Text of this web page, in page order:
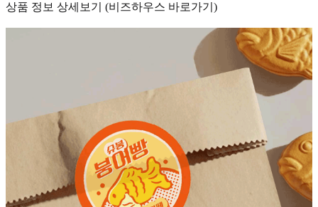
상품 정보 상세보기 (비즈하우스 바로가기)